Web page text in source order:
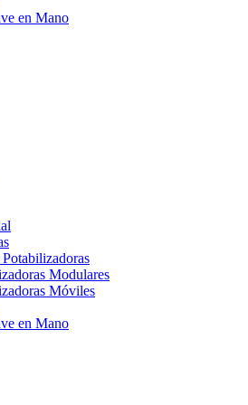
en Mano
Potabilizadoras
Modulares
Móviles
en Mano